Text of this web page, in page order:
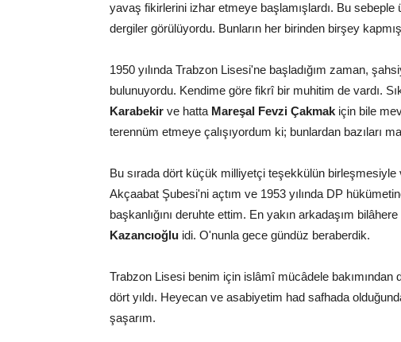
yavaş fikirlerini izhar etmeye başlamışlardı. Bu sebeple
dergiler görülüyordu. Bunların her birinden birşey
1950 yılında Trabzon Lisesi'ne başladığım zaman,
bulunuyordu. Kendime göre fikrî bir muhitim de vardı.
Karabekir ve hatta Mareşal Fevzi Çakmak için bile
terennüm etmeye çalışıyordum ki; bunlardan bazıları
Bu sırada dört küçük milliyetçi teşekkülün birleşmesiyle
Akçaabat Şubesi'ni açtım ve 1953 yılında DP
başkanlığını deruhte ettim. En yakın arkadaşım
Kazancıoğlu idi. O'nunla gece gündüz beraberdik.
Trabzon Lisesi benim için islâmî mücâdele bakımından
dört yıldı. Heyecan ve asabiyetim had safhada
şaşarım.